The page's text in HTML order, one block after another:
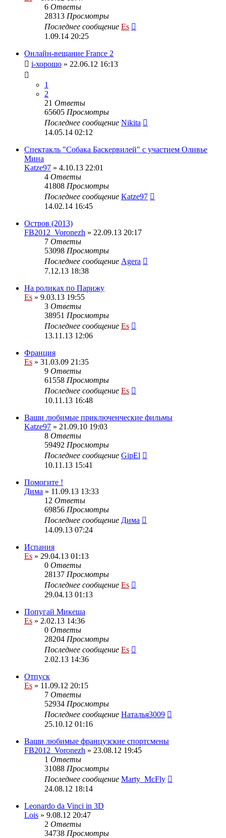
6 Ответы
28313 Просмотры
Последнее сообщение Es
1.09.14 20:25
Онлайн-вещание France 2
i-хорошо » 22.06.12 16:13
1
2
21 Ответы
65605 Просмотры
Последнее сообщение Nikita
14.05.14 02:12
Спектакль "Собака Баскервилей" с участием Оливье
Мина
Katze97 » 4.10.13 22:01
4 Ответы
41808 Просмотры
Последнее сообщение Katze97
14.02.14 16:45
Остров (2013)
FB2012_Voronezh » 22.09.13 20:17
7 Ответы
53098 Просмотры
Последнее сообщение Agera
7.12.13 18:38
На роликах по Парижу
Es » 9.03.13 19:55
3 Ответы
38951 Просмотры
Последнее сообщение Es
13.11.13 12:06
Франция
Es » 31.03.09 21:35
9 Ответы
61558 Просмотры
Последнее сообщение Es
10.11.13 16:48
Ваши любимые приключенческие фильмы
Katze97 » 21.09.10 19:03
8 Ответы
59492 Просмотры
Последнее сообщение GipEl
10.11.13 15:41
Помогите !
Дима » 11.09.13 13:33
12 Ответы
69856 Просмотры
Последнее сообщение Дима
14.09.13 07:24
Испания
Es » 29.04.13 01:13
0 Ответы
28137 Просмотры
Последнее сообщение Es
29.04.13 01:13
Попугай Микеша
Es » 2.02.13 14:36
0 Ответы
28204 Просмотры
Последнее сообщение Es
2.02.13 14:36
Отпуск
Es » 11.09.12 20:15
7 Ответы
52934 Просмотры
Последнее сообщение Наталья3009
25.10.12 01:16
Ваши любимые французские спортсмены
FB2012_Voronezh » 23.08.12 19:45
1 Ответы
31088 Просмотры
Последнее сообщение Marty_McFly
24.08.12 18:14
Leonardo da Vinci in 3D
Lois » 9.08.12 20:47
2 Ответы
34738 Просмотры